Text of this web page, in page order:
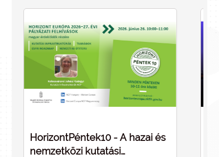
HorizontPéntek10 - A hazai és
nemzetközi kutatási